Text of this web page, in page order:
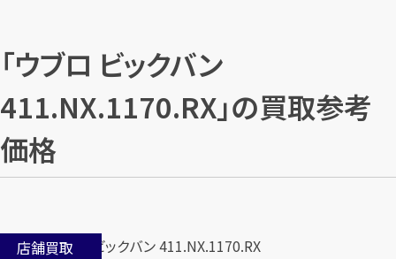
「ウブロ ビックバン
411.NX.1170.RX」の買取参考
価格
店舗買取